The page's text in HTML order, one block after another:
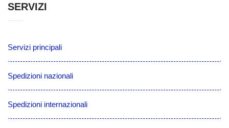
SERVIZI
Servizi principali
Spedizioni nazionali
Spedizioni internazionali